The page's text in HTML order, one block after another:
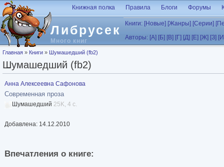
Перейти к основному содержанию
Либрусек
Много книг
Книжная полка Правила Блоги Форумы
Книги: [Новые] [Жанры] [Серии]
Авторы: [А] [Б] [В] [Г] [Д] [Е] [Ж] [З]
Вы здесь
Главная » Книги » Шумашедший (fb2)
Шумашедший (fb2)
Анна Алексеевна Сафонова
Современная проза
Шумашедший 25K, 4 с.
Добавлена: 14.12.2010
Впечатления о книге: